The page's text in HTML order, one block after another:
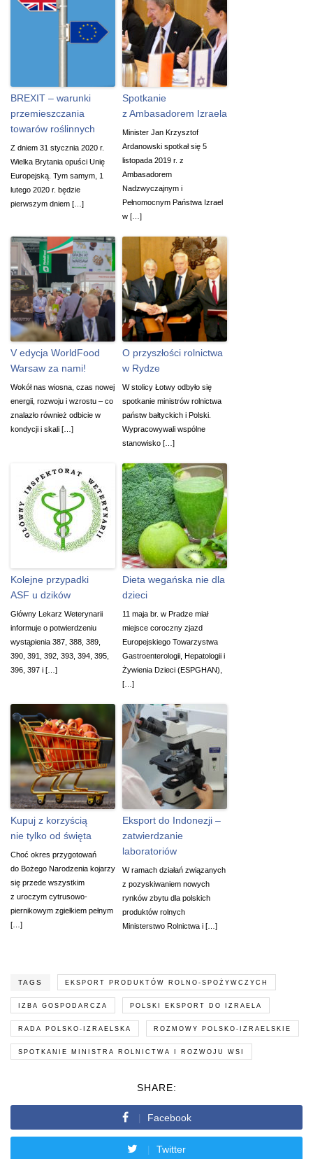
BREXIT – warunki
przemieszczania
towarów roślinnych
Z dniem 31 stycznia 2020 r.
Wielka Brytania opuści Unię
Europejską. Tym samym, 1
lutego 2020 r. będzie
pierwszym dniem […]
Spotkanie
z Ambasadorem Izraela
Minister Jan Krzysztof
Ardanowski spotkał się 5
listopada 2019 r. z
Ambasadorem
Nadzwyczajnym i
Pełnomocnym Państwa Izrael
w […]
V edycja WorldFood
Warsaw za nami!
Wokół nas wiosna, czas nowej
energii, rozwoju i wzrostu – co
znalazło również odbicie w
kondycji i skali […]
O przyszłości rolnictwa
w Rydze
W stolicy Łotwy odbyło się
spotkanie ministrów rolnictwa
państw bałtyckich i Polski.
Wypracowywali wspólne
stanowisko […]
Kolejne przypadki
ASF u dzików
Główny Lekarz Weterynarii
informuje o potwierdzeniu
wystąpienia 387, 388, 389,
390, 391, 392, 393, 394, 395,
396, 397 i […]
Dieta wegańska nie dla
dzieci
11 maja br. w Pradze miał
miejsce coroczny zjazd
Europejskiego Towarzystwa
Gastroenterologii, Hepatologii i
Żywienia Dzieci (ESPGHAN),
[…]
Kupuj z korzyścią
nie tylko od święta
Choć okres przygotowań
do Bożego Narodzenia kojarzy
się przede wszystkim
z uroczym cytrusowo-
piernikowym zgiełkiem pełnym
[…]
Eksport do Indonezji –
zatwierdzanie
laboratoriów
W ramach działań związanych
z pozyskiwaniem nowych
rynków zbytu dla polskich
produktów rolnych
Ministerstwo Rolnictwa i […]
TAGS EKSPORT PRODUKTÓW ROLNO-SPOŻYWCZYCH
IZBA GOSPODARCZA POLSKI EKSPORT DO IZRAELA
RADA POLSKO-IZRAELSKA ROZMOWY POLSKO-IZRAELSKIE
SPOTKANIE MINISTRA ROLNICTWA I ROZWOJU WSI
SHARE:
Facebook
Twitter